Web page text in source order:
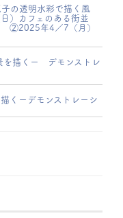
の透明水彩で描く風
ェのある街並
7（月）
を描くー デモンストレ
くーデモンストレーシ